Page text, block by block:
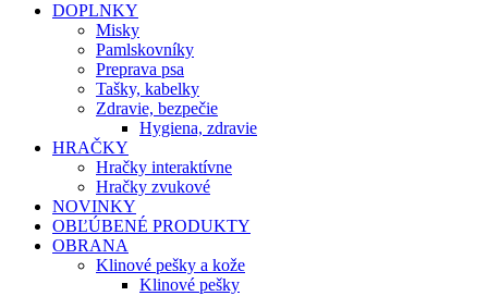
DOPLNKY
Misky
Pamlskovníky
Preprava psa
Tašky, kabelky
Zdravie, bezpečie
Hygiena, zdravie
HRAČKY
Hračky interaktívne
Hračky zvukové
NOVINKY
OBĽÚBENÉ PRODUKTY
OBRANA
Klinové pešky a kože
Klinové pešky